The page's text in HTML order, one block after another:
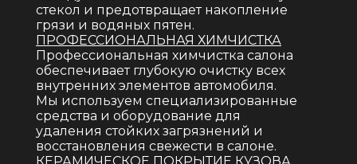
стекол и предотвращает накопление
грязи и водяных пятен.
ПРОФЕССИОНАЛЬНАЯ ХИМЧИСТКА
профессиональная химчистка салона
обеспечивает глубокую очистку всех
внутренних элементов автомобиля.
Мы используем специализированные
средства и оборудование для
удаления стойких загрязнений и
восстановления свежести в салоне.